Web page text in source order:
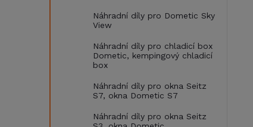
Náhradní díly pro Dometic Sky
View
Náhradní díly pro chladicí box
Dometic, kempingový chladicí
box
Náhradní díly pro okna Seitz
S7, okna Dometic S7
Náhradní díly pro okna Seitz